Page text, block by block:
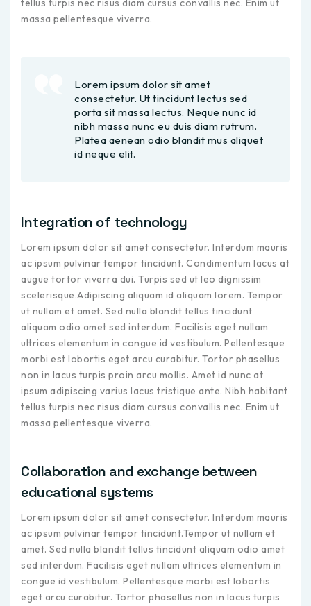
tellus turpis nec risus diam cursus convallis nec. Enim ut
massa pellentesque viverra.
Lorem ipsum dolor sit amet
consectetur. Ut tincidunt lectus sed
porta sit massa lectus. Neque nunc id
nibh massa nunc eu duis diam rutrum.
Platea aenean odio blandit mus aliquet
id neque elit.
Integration of technology
Lorem ipsum dolor sit amet consectetur. Interdum mauris
ac ipsum pulvinar tempor tincidunt. Condimentum lacus at
augue tortor viverra dui. Turpis sed ut leo dignissim
scelerisque.Adipiscing aliquam id aliquam lorem. Tempor
ut nullam et amet. Sed nulla blandit tellus tincidunt
aliquam odio amet sed interdum. Facilisis eget nullam
ultrices elementum in congue id vestibulum. Pellentesque
morbi est lobortis eget arcu curabitur. Tortor phasellus
non in lacus turpis proin arcu mollis. Amet id nunc at
ipsum adipiscing varius lacus tristique ante. Nibh habitant
tellus turpis nec risus diam cursus convallis nec. Enim ut
massa pellentesque viverra.
Collaboration and exchange between
educational systems
Lorem ipsum dolor sit amet consectetur. Interdum mauris
ac ipsum pulvinar tempor tincidunt.Tempor ut nullam et
amet. Sed nulla blandit tellus tincidunt aliquam odio amet
sed interdum. Facilisis eget nullam ultrices elementum in
congue id vestibulum. Pellentesque morbi est lobortis
eget arcu curabitur. Tortor phasellus non in lacus turpis